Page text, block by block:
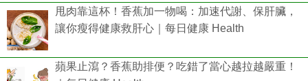
甩肉靠這杯！香蕉加一物喝：加速代謝、保肝臟，
讓你瘦得健康救肝心｜每日健康 Health
蘋果止瀉？香蕉助排便？吃錯了當心越拉越嚴重！